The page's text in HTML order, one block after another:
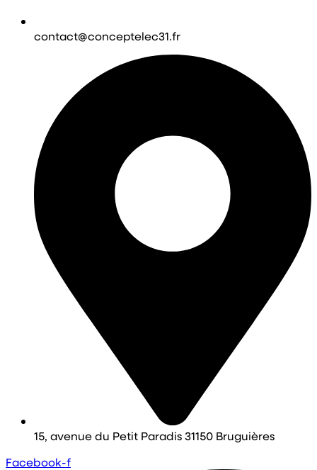
contact@conceptelec31.fr
15, avenue du Petit Paradis 31150 Bruguières
Facebook-f